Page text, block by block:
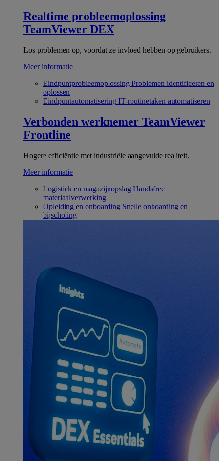
Realtime probleemoplossing
TeamViewer DEX
Los problemen op, voordat ze invloed hebben op gebruikers.
Meer informatie
Eindpuntprobleemoplossing Problemen identificeren en
oplossen
Eindpuntautomatisering IT-routinetaken automatiseren
Verbonden werknemer TeamViewer
Frontline
Hogere efficiëntie met industriële aangevulde realiteit.
Meer informatie
Logistiek en magazijnopslag Handsfree
materiaalverwerking
Opleiding en onboarding Snelle onboarding en
bijscholing